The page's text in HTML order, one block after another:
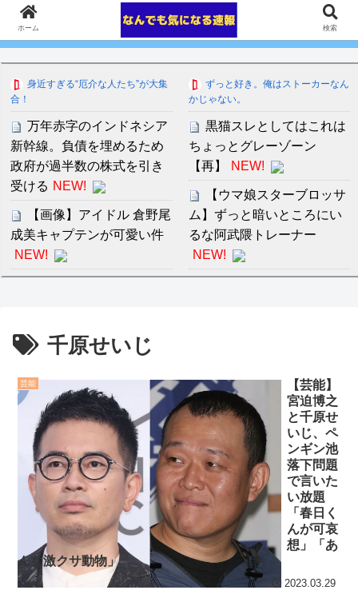
身近すぎる“厄介な人たち”が大集
合！
万年赤字のインドネシア
新幹線。負債を埋めるため
政府が過半数の株式を引き
受ける NEW!
【画像】アイドル 倉野尾
成美キャプテンが可愛い件
NEW!
ないけど全然乗ってない」
【あんこ】やる夫は神州
日乃本をダイスで旅をする
【なんちゃって武侠モノ】
第10話 口臭の話はするな！
NEW!
【出版】岡田前監督の知
られざる実像に迫る本発
売、デイリー記者執筆
クレバテスⅡ-魔獣の王と
偽りの勇者伝承- 第4話 感
ずっと好き。俺はストーカーなん
かじゃない。
黒猫スレとしてはこれは
ちょっとグレーゾーン
【再】
NEW!
【ウマ娘スターブロッサ
ム】ずっと暗いところにい
るな阿武隈トレーナー
NEW!
キング 直近3週間｜2026年
8/3まで
【地獄のような聴聞会】
Ｗ杯１次Ｌ敗退の韓国 議員
が「なぜ負けたのか？」ソ
ン・フンミン先発落ちは
「監督の報復」
すまん熊本やがコンビニ
に食品も水もない
千原せいじ
芸能
【芸能】
宮迫博之
と千原せ
いじ、ペ
ンギン池
落下問題
で言いた
い放題
「春日く
んが可哀
想」「あ
んな激クサ動物」
2023.03.29
ホーム 検索